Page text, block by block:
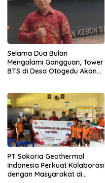
Selama Dua Bulan
Mengalami Gangguan, Tower
BTS di Desa Otogedu Akan
PT Sokoria Geothermal
Indonesia Perkuat Kolaborasi
dengan Masyarakat di